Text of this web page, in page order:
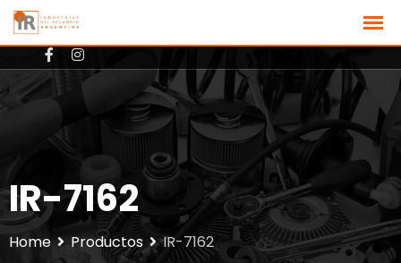
IR-7162
Home Productos IR-7162